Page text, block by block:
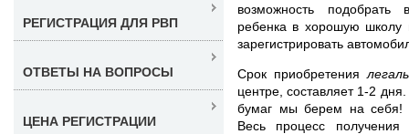
возможность подобрать
ребенка в хорошую школу
зарегистрировать
Срок приобретения
центре, составляет 1-2
бумаг мы берем на себя!
Весь процесс
РЕГИСТРАЦИЯ ДЛЯ РВП
ОТВЕТЫ НА ВОПРОСЫ
ЦЕНА РЕГИСТРАЦИИ